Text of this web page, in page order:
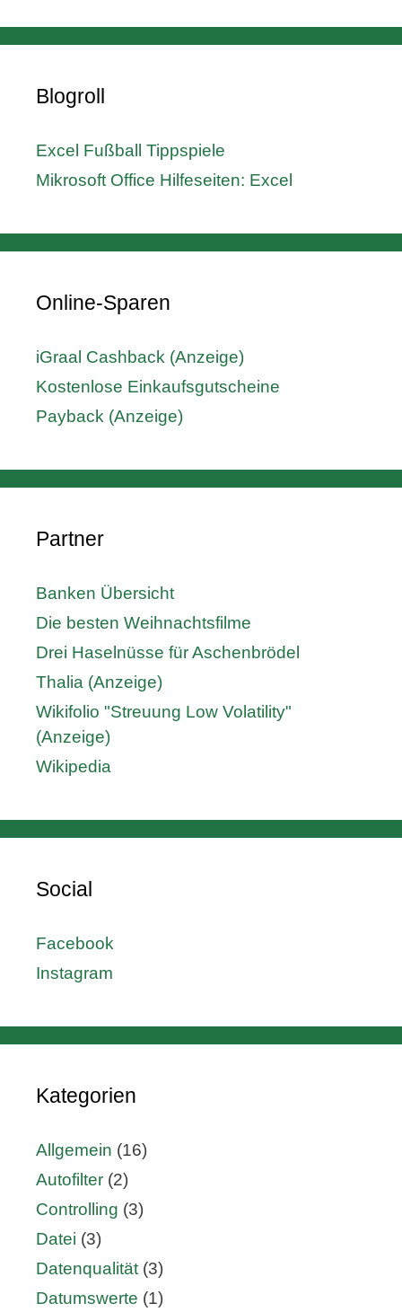
Blogroll
Excel Fußball Tippspiele
Mikrosoft Office Hilfeseiten: Excel
Online-Sparen
iGraal Cashback (Anzeige)
Kostenlose Einkaufsgutscheine
Payback (Anzeige)
Partner
Banken Übersicht
Die besten Weihnachtsfilme
Drei Haselnüsse für Aschenbrödel
Thalia (Anzeige)
Wikifolio "Streuung Low Volatility"
(Anzeige)
Wikipedia
Social
Facebook
Instagram
Kategorien
Allgemein (16)
Autofilter (2)
Controlling (3)
Datei (3)
Datenqualität(3)
Datumswerte (1)